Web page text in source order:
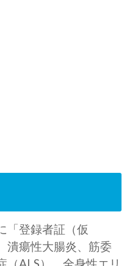
「登録者証（仮
潰瘍性大腸炎、筋委
（ALS）、全身性エリ